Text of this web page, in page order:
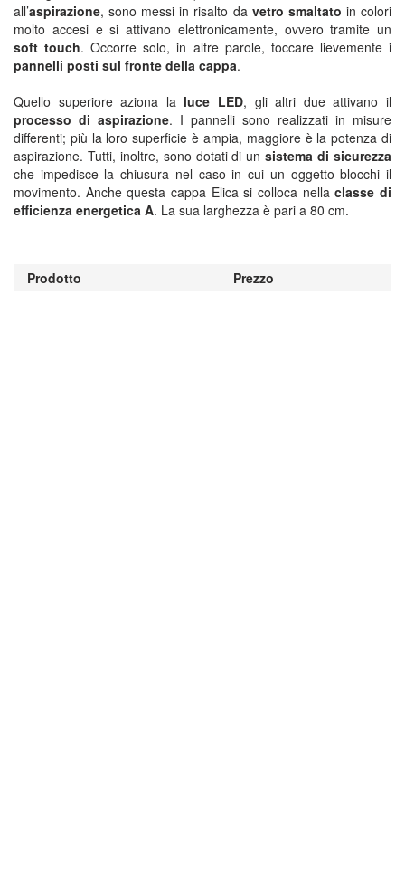
all’aspirazione, sono messi in risalto da vetro smaltato in colori
molto accesi e si attivano elettronicamente, ovvero tramite un
soft touch. Occorre solo, in altre parole, toccare lievemente i
pannelli posti sul fronte della cappa.
Quello superiore aziona la luce LED, gli altri due attivano il
processo di aspirazione. I pannelli sono realizzati in misure
differenti; più la loro superficie è ampia, maggiore è la potenza di
aspirazione. Tutti, inoltre, sono dotati di unsistema di sicurezza
che impedisce la chiusura nel caso in cui un oggetto blocchi il
movimento. Anche questa cappa Elica si colloca nellaclasse di
efficienza energetica A. La sua larghezza è pari a 80 cm.
Prodotto Prezzo